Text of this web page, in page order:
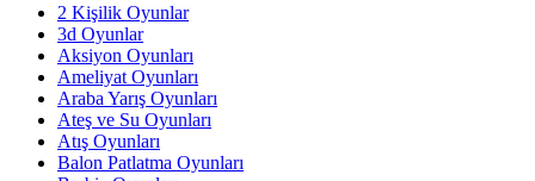
2 Kişilik Oyunlar
3d Oyunlar
Aksiyon Oyunları
Ameliyat Oyunları
Araba Yarış Oyunları
Ateş ve Su Oyunları
Atış Oyunları
Balon Patlatma Oyunları